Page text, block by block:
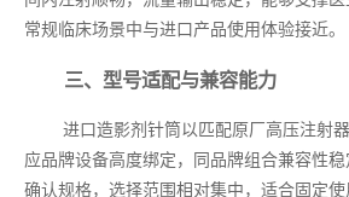
常规临床场景中与进口产品使用体验接近。
三、型号适配与兼容能力
进口造影剂针筒以匹配原厂高压注射
应品牌设备高度绑定，同品牌组合兼容性
确认规格，选择范围相对集中，适合固定